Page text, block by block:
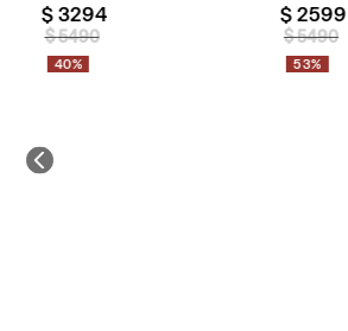
$ 3294
$5490
40%
$2599
$5490
53%